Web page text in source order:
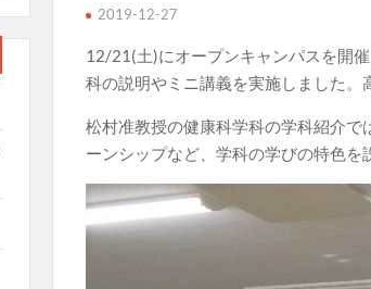
2019-12-27
12/21(土)にオープンキャンパスを開
科の説明やミニ講義を実施しました。
松村准教授の健康科学科の学科紹介
ーンシップなど、学科の学びの特色を